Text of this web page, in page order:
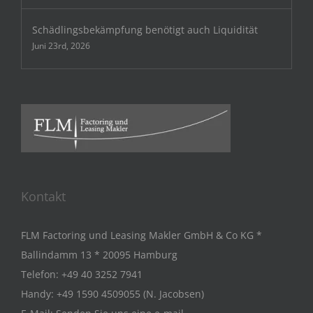
Schädlingsbekämpfung benötigt auch Liquidität
Juni 23rd, 2026
Kontakt
FLM Factoring und Leasing Makler GmbH & Co KG *
Ballindamm 13 * 20095 Hamburg
Telefon: +49 40 3252 7941
Handy: +49 1590 4509055 (N. Jacobsen)